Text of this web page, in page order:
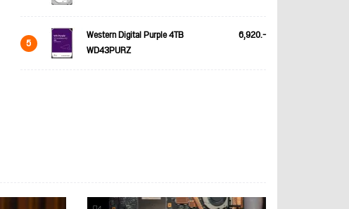
5
Western Digital Purple 4TB
WD43PURZ
6,920.-